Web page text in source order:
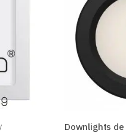
Downlights